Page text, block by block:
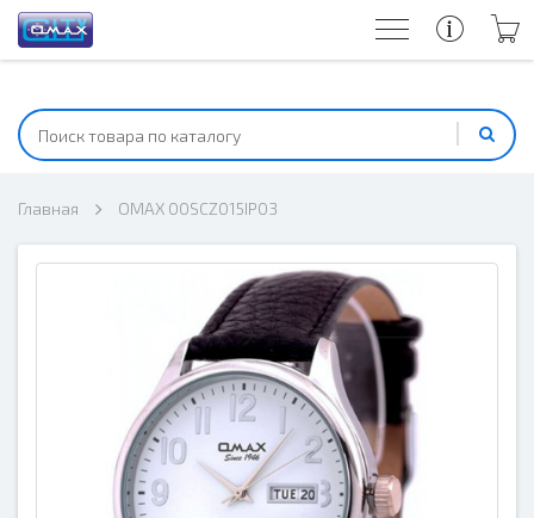
Главная OMAX 00SCZ015IP03